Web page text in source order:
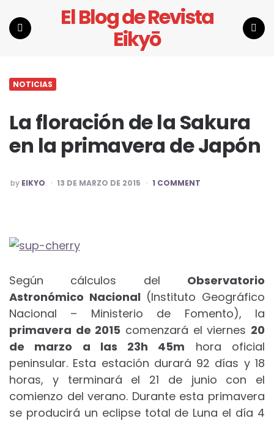
El Blog de Revista
Eikyō
NOTICIAS
La floración de la Sakura
en la primavera de Japón
POSTED
BY
by EIKYO 13 DE MARZO DE 2015 1 COMMENT
Según cálculos del Observatorio
Astronómico Nacional(Instituto Geográfico
Nacional – Ministerio de Fomento), la
primavera de 2015 comenzará el viernes 20
de marzo a las 23h 45m hora oficial
peninsular. Esta estación durará 92 días y 18
horas, y terminará el 21 de junio con el
comienzo del verano. Durante esta primavera
se producirá un eclipse total de Luna el día 4